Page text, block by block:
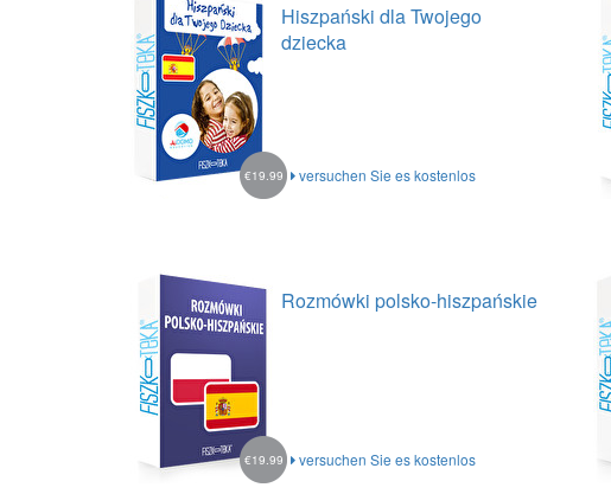
Hiszpański dla Twojego
dziecka
versuchen Sie es kostenlos
€19.99
Rozmówki polsko-hiszpańskie
versuchen Sie es kostenlos
€19.99